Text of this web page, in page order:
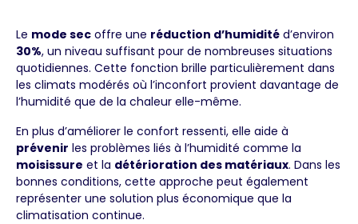
Le mode sec offre une réduction d’humidité d’environ
30%, un niveau suffisant pour de nombreuses situations
quotidiennes. Cette fonction brille particulièrement dans
les climats modérés où l’inconfort provient davantage de
l’humidité que de la chaleur elle-même.
En plus d’améliorer le confort ressenti, elle aide à
prévenir les problèmes liés à l’humidité comme la
moisissure et la détérioration des matériaux. Dans les
bonnes conditions, cette approche peut également
représenter une solution plus économique que la
climatisation continue.